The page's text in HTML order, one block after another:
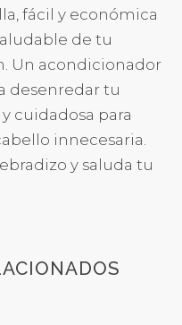
fácil y económica
de tu
Un acondicionador
desenredar tu
cuidadosa para
innecesaria.
y saluda tu